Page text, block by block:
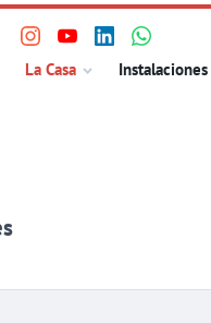
Visita
nuestro
Visita
nuestro
Visita
nuestro
Visita
nuestro
Principal
La Casa Instalaciones